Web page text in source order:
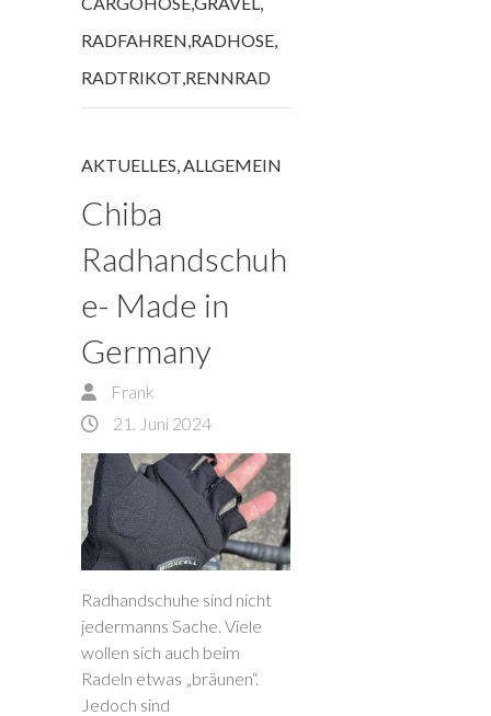
RADFAHREN,RADHOSE,
RADTRIKOT,RENNRAD
AKTUELLES,ALLGEMEIN
Chiba
Radhandschuh
e- Made in
Germany
Frank
21. Juni 2024
Radhandschuhe sind nicht
jedermanns Sache. Viele
wollen sich auch beim
Radeln etwas „bräunen“.
Jedoch sind